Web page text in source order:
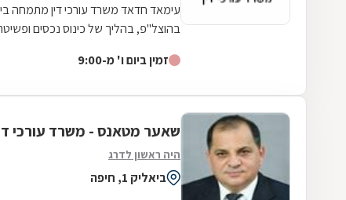
עימאד חדאד משרד עורכי דין מתמחה
בהוצל"פ, בהליך של כינוס נכסים ופשיטת
זמין ביום ו' מ-9:00
שאער מטאנס - משרד עורכי
היה ראשון לדרג
ביאליק 1, חיפה